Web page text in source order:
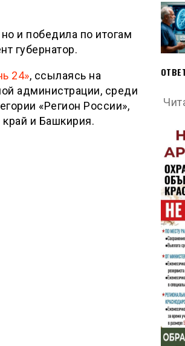
и победила по итогам
губернатор.
24», ссылаясь на
администрации, среди
«Регион России»,
и Башкирия.